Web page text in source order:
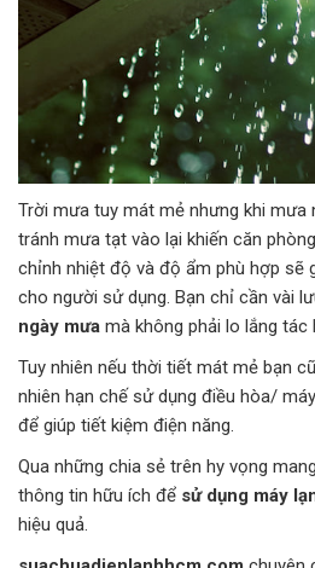
Trời mưa tuy mát mẻ nhưng khi mưa
tránh mưa tạt vào lại khiến căn
chỉnh nhiệt độ và độ ẩm phù hợp sẽ
cho người sử dụng. Bạn chỉ cần vài
ngày mưa mà không phải lo lắng tác
Tuy nhiên nếu thời tiết mát mẻ bạn
nhiên hạn chế sử dụng điều hòa/
để giúp tiết kiệm điện năng.
Qua những chia sẻ trên hy vọng
thông tin hữu ích để sử dụng máy
hiệu quả.